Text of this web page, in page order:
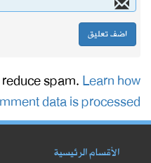
spam.Learn how
data is processed.
الأقسام الرئيسية